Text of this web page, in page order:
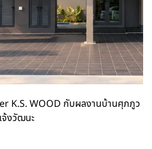
K.S. WOOD กับผลงานบ้านศุภภูว
จ้งวัฒนะ